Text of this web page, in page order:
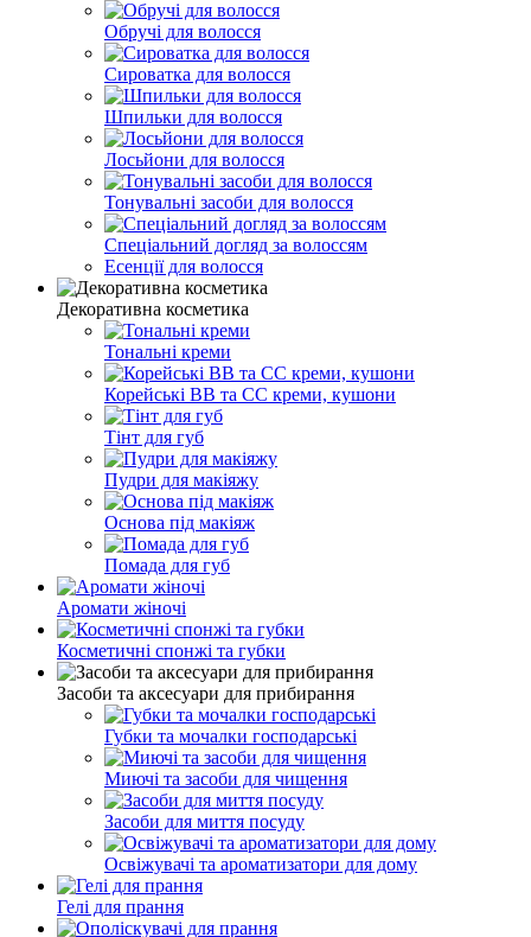
Обручі для волосся
Сироватка для волосся
Шпильки для волосся
Лосьйони для волосся
Тонувальні засоби для волосся
Спеціальний догляд за волоссям
Есенції для волосся
Декоративна косметика
Тональні креми
Корейські ВВ та СС креми, кушони
Тінт для губ
Пудри для макіяжу
Основа під макіяж
Помада для губ
Аромати жіночі
Косметичні спонжі та губки
Засоби та аксесуари для прибирання
Губки та мочалки господарські
Миючі та засоби для чищення
Засоби для миття посуду
Освіжувачі та ароматизатори для дому
Гелі для прання